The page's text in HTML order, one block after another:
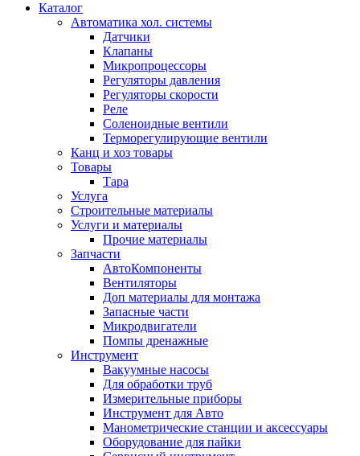
Каталог
Автоматика хол. системы
Датчики
Клапаны
Микропроцессоры
Регуляторы давления
Регуляторы скорости
Реле
Соленоидные вентили
Терморегулирующие вентили
Канц и хоз товары
Товары
Тара
Услуга
Строительные материалы
Услуги и материалы
Прочие материалы
Запчасти
АвтоКомпоненты
Вентиляторы
Доп материалы для монтажа
Запасные части
Микродвигатели
Помпы дренажные
Инструмент
Вакуумные насосы
Для обработки труб
Измерительные приборы
Инструмент для Авто
Манометрические станции и аксессуары
Оборудование для пайки